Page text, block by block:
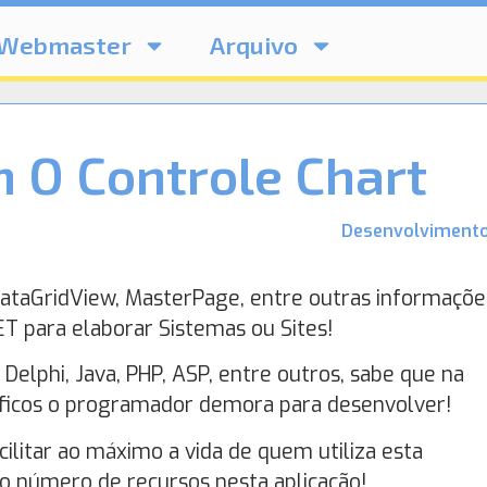
Arquivo
O Controle Chart
MasterPage, entre outras
para elaborar Sistemas ou Sites!
Java, PHP, ASP, entre outros, sabe que na
o programador demora para desenvolver!
ao máximo a vida de quem utiliza esta